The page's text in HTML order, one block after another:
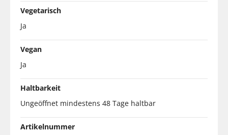
Vegetarisch
Ja
Vegan
Ja
Haltbarkeit
Ungeöffnet mindestens 48 Tage haltbar
Artikelnummer